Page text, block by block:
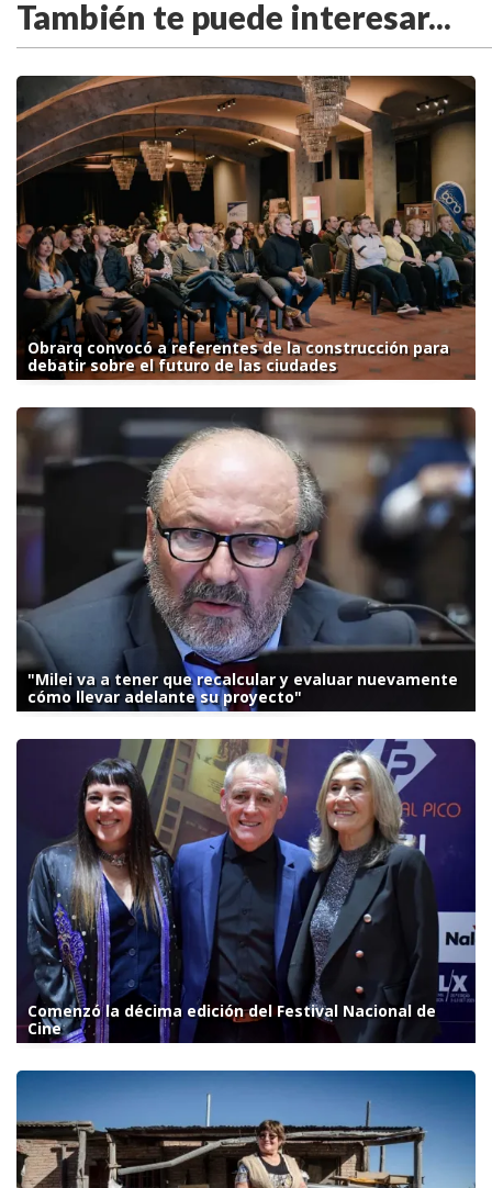
También te puede interesar...
Obrarq convocó a referentes de la construcción para
debatir sobre el futuro de las ciudades
"Milei va a tener que recalcular y evaluar nuevamente
cómo llevar adelante su proyecto"
Comenzó la décima edición del Festival Nacional de
Cine